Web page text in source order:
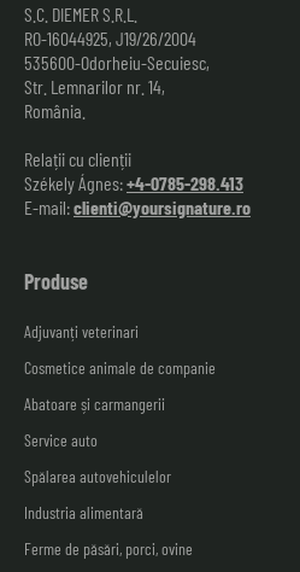
Produse
Adjuvanți veterinari
Cosmetice animale de companie
Abatoare și carmangerii
Service auto
Spălarea autovehiculelor
Industria alimentară
Ferme de păsări, porci, ovine
S.C. DIEMER S.R.L.
RO-16044925, J19/26/2004
535600-Odorheiu-Secuiesc,
Str. Lemnarilor nr. 14,
România.
Relații cu clienții
Székely Ágnes:+4-0785-298.413
E-mail:clienti@yoursignature.ro